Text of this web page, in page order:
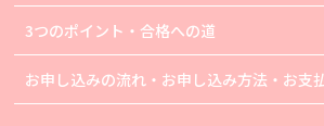
3つのポイント・合格への道
お申し込みの流れ・お申し込み方法・お支